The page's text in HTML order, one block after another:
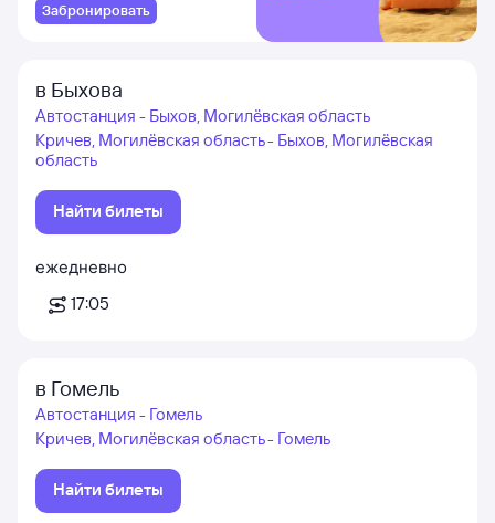
Забронировать
в Быхова
Автостанция - Быхов, Могилёвская область
Кричев, Могилёвская область - Быхов, Могилёвская
область
Найти билеты
ежедневно
17:05
в Гомель
Автостанция - Гомель
Кричев, Могилёвская область - Гомель
Найти билеты